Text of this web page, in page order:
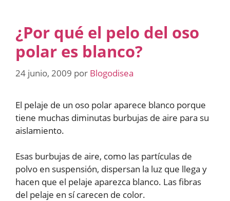
¿Por qué el pelo del oso
polar es blanco?
24 junio, 2009 por Blogodisea
El pelaje de un oso polar aparece blanco porque
tiene muchas diminutas burbujas de aire para su
aislamiento.
Esas burbujas de aire, como las partículas de
polvo en suspensión, dispersan la luz que llega y
hacen que el pelaje aparezca blanco. Las fibras
del pelaje en sí carecen de color.